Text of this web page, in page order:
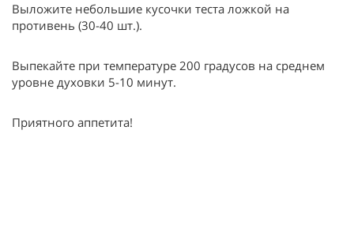
Выложите небольшие кусочки теста ложкой на
противень (30-40 шт.).
Выпекайте при температуре 200 градусов на среднем
уровне духовки 5-10 минут.
Приятного аппетита!